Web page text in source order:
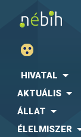
HIVATAL
AKTUÁLIS
ÁLLAT
ÉLELMISZER